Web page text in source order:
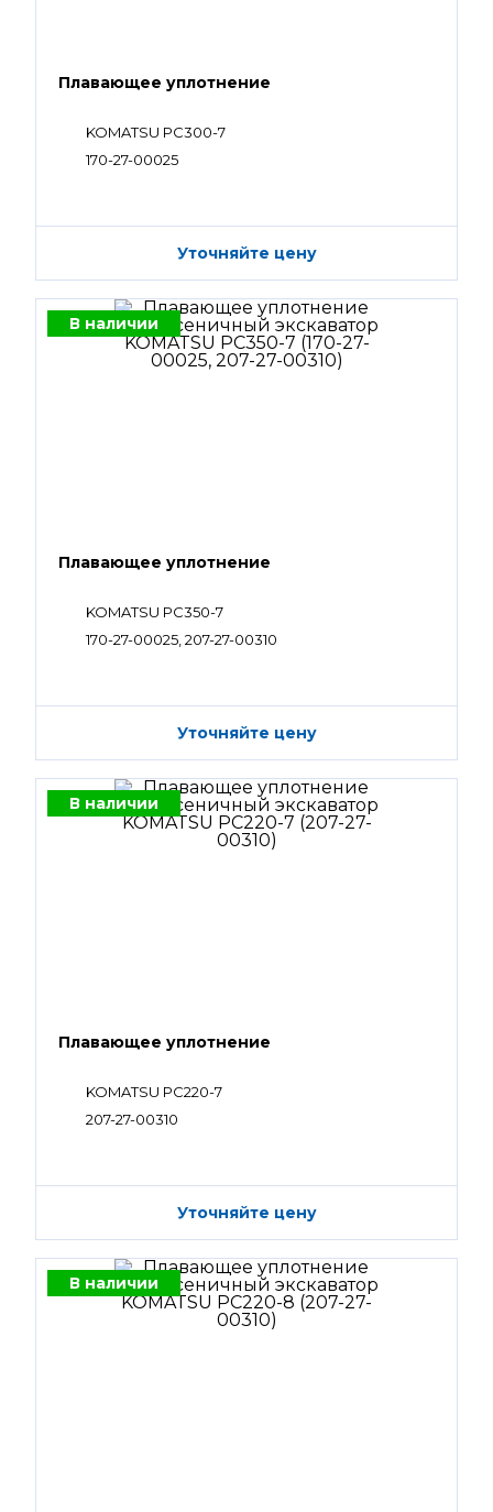
Плавающее уплотнение
KOMATSU PC300-7
170-27-00025
Уточняйте цену
В наличии
Плавающее уплотнение
KOMATSU PC350-7
170-27-00025, 207-27-00310
Уточняйте цену
В наличии
Плавающее уплотнение
KOMATSU PC220-7
207-27-00310
Уточняйте цену
В наличии